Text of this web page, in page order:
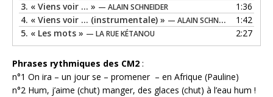
3. « Viens voir ... » — ALAIN SCHNEIDER
1:36
4. « Viens voir ... (instrumentale) » — ALAIN SCHNEIDER
1:42
5. « Les mots » — LA RUE KÉTANOU 2:27
Phrases rythmiques des CM2 :
n°1 On ira – un jour se – promener – en Afrique (Pauline)
n°2 Hum, j’aime (chut) manger, des glaces (chut) à l’eau hum !